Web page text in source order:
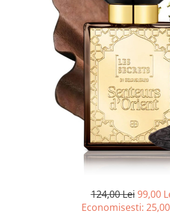
Ulei pentru barba
124,00 Lei 99,00
Economisesti: 25,00